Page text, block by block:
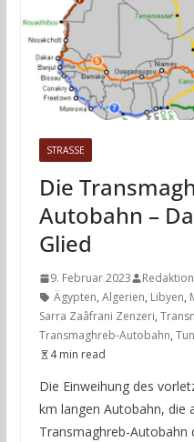
STRASSE
Die
Autobahn –
Glied
9. Februar 2023 Redaktion
Ägypten, Algerien, Libyen,
Sarra Zaâfrani Zenzeri,
Transmaghreb-Autobahn,
4 min read
Die Einweihung des
km langen Autobahn, die
Transmaghreb-Autobahn